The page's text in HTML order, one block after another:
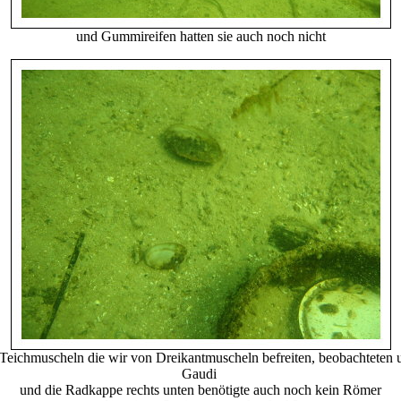
und Gummireifen hatten sie auch noch nicht
die wir von Dreikantmuscheln befreiten, beobachteten
Gaudi
und die Radkappe rechts unten benötigte auch noch kein Römer